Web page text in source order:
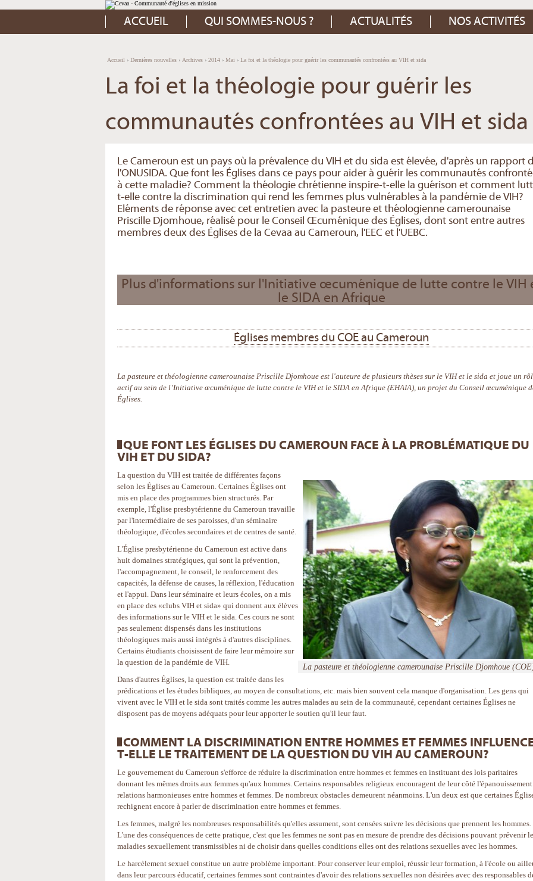
Aller
au
contenu.
Aller
à
Outils
personnels
ACCUEIL QUI SOMMES-NOUS ? ACTUALITÉS NOS ACTIVITÉS
Accueil › Dernières nouvelles › Archives › 2014 › Mai › La foi et la théologie pour guérir les communautés confrontées au VIH et sida
La foi et la théologie pour guérir les
communautés confrontées au VIH et sida
Le Cameroun est un pays où la prévalence du VIH et du sida est élevée, d'après un rapport
l'ONUSIDA. Que font les Églises dans ce pays pour aider à guérir les communautés
à cette maladie? Comment la théologie chrétienne inspire-t-elle la guérison et comment
t-elle contre la discrimination qui rend les femmes plus vulnérables à la pandémie de VIH?
Eléments de réponse avec cet entretien avec la pasteure et théologienne camerounaise
Priscille Djomhoue, réalisé pour le Conseil Œcuménique des Églises, dont sont entre autres
membres deux des Églises de la Cevaa au Cameroun, l'EEC et l'UEBC.
Plus d'informations sur l'Initiative œcuménique de lutte contre le VIH
le SIDA en Afrique
Églises membres du COE au Cameroun
La pasteure et théologienne camerounaise Priscille Djomhoue est l'auteure de plusieurs thèses sur le VIH et le sida et joue un
actif au sein de l’Initiative œcuménique de lutte contre le VIH et le SIDA en Afrique (EHAIA), un projet du Conseil œcuménique
Églises.
QUE FONT LES ÉGLISES DU CAMEROUN FACE À LA PROBLÉMATIQUE DU
VIH ET DU SIDA?
La pasteure et théologienne camerounaise Priscille Djomhoue
La question du VIH est traitée de différentes façons
selon les Églises au Cameroun. Certaines Églises ont
mis en place des programmes bien structurés. Par
exemple, l'Église presbytérienne du Cameroun travaille
par l'intermédiaire de ses paroisses, d'un séminaire
théologique, d'écoles secondaires et de centres de santé.
L'Église presbytérienne du Cameroun est active dans
huit domaines stratégiques, qui sont la prévention,
l'accompagnement, le conseil, le renforcement des
capacités, la défense de causes, la réflexion, l'éducation
et l'appui. Dans leur séminaire et leurs écoles, on a mis
en place des «clubs VIH et sida» qui donnent aux élèves
des informations sur le VIH et le sida. Ces cours ne sont
pas seulement dispensés dans les institutions
théologiques mais aussi intégrés à d'autres disciplines.
Certains étudiants choisissent de faire leur mémoire sur
la question de la pandémie de VIH.
Dans d'autres Églises, la question est traitée dans les
prédications et les études bibliques, au moyen de consultations, etc. mais bien souvent cela manque d'organisation. Les gens qui
vivent avec le VIH et le sida sont traités comme les autres malades au sein de la communauté, cependant certaines Églises ne
disposent pas de moyens adéquats pour leur apporter le soutien qu'il leur faut.
COMMENT LA DISCRIMINATION ENTRE HOMMES ET FEMMES
T-ELLE LE TRAITEMENT DE LA QUESTION DU VIH AU CAMEROUN?
Le gouvernement du Cameroun s'efforce de réduire la discrimination entre hommes et femmes en instituant des lois paritaires
donnant les mêmes droits aux femmes qu'aux hommes. Certains responsables religieux encouragent de leur côté
relations harmonieuses entre hommes et femmes. De nombreux obstacles demeurent néanmoins. L'un deux est que certaines
rechignent encore à parler de discrimination entre hommes et femmes.
Les femmes, malgré les nombreuses responsabilités qu'elles assument, sont censées suivre les décisions que prennent les hommes.
L'une des conséquences de cette pratique, c'est que les femmes ne sont pas en mesure de prendre des décisions pouvant prévenir
maladies sexuellement transmissibles ni de choisir dans quelles conditions elles ont des relations sexuelles avec les hommes.
Le harcèlement sexuel constitue un autre problème important. Pour conserver leur emploi, réussir leur formation, à l'école ou
dans leur parcours éducatif, certaines femmes sont contraintes d'avoir des relations sexuelles non désirées avec des responsables